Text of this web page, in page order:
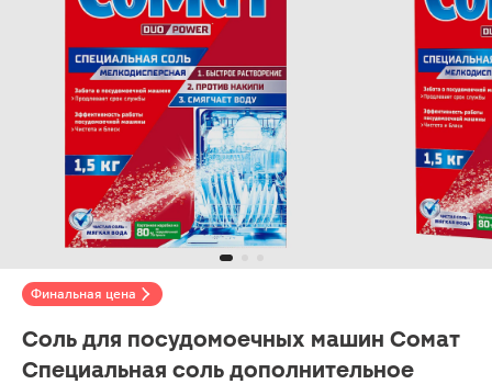
Финальная цена
Соль для посудомоечных машин Сомат
Специальная соль дополнительное